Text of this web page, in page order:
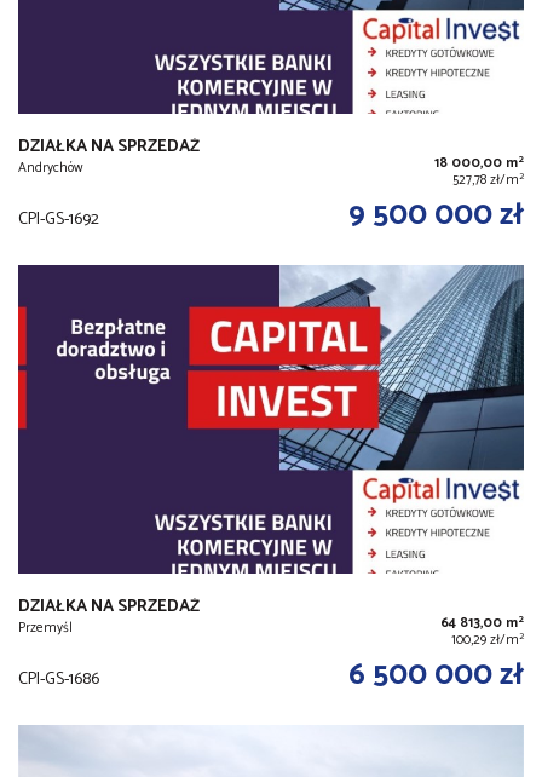
DZIAŁKA NA SPRZEDAŻ
Andrychów 18 000,00 m2
527,78 zł/m2
CPI-GS-1692 9 500 000 zł
DZIAŁKA NA SPRZEDAŻ
Przemyśl 64 813,00 m2
100,29 zł/m2
CPI-GS-1686 6 500 000 zł